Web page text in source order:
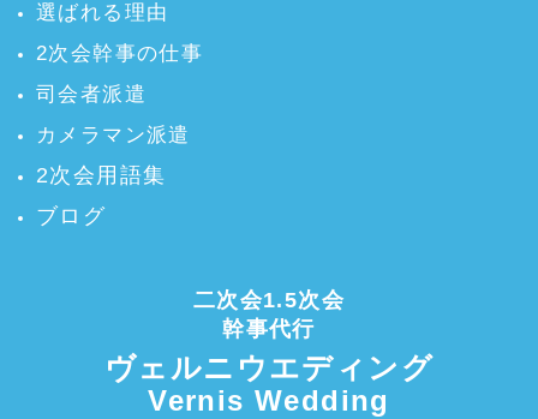
選ばれる理由
2次会幹事の仕事
司会者派遣
カメラマン派遣
2次会用語集
ブログ
二次会1.5次会
幹事代行
ヴェルニウエディング
Vernis Wedding